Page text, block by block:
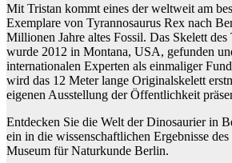
Mit Tristan kommt eines der weltweit am
Exemplare von Tyrannosaurus Rex nach
Millionen Jahre altes Fossil. Das Skelett des
wurde 2012 in Montana, USA, gefunden
internationalen Experten als einmaliger
wird das 12 Meter lange Originalskelett
eigenen Ausstellung der Öffentlichkeit
Entdecken Sie die Welt der Dinosaurier in
ein in die wissenschaftlichen Ergebnisse
Museum für Naturkunde Berlin.